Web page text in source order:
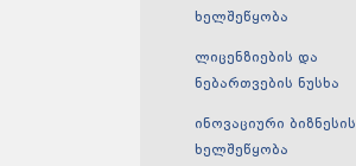
ხელშეწყობა
ლიცენზიების და
ნებართვების ნუსხა
ინოვაციური ბიზნესის
ხელშეწყობა